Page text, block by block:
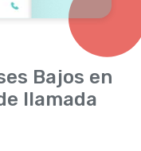
Bajos en
llamada